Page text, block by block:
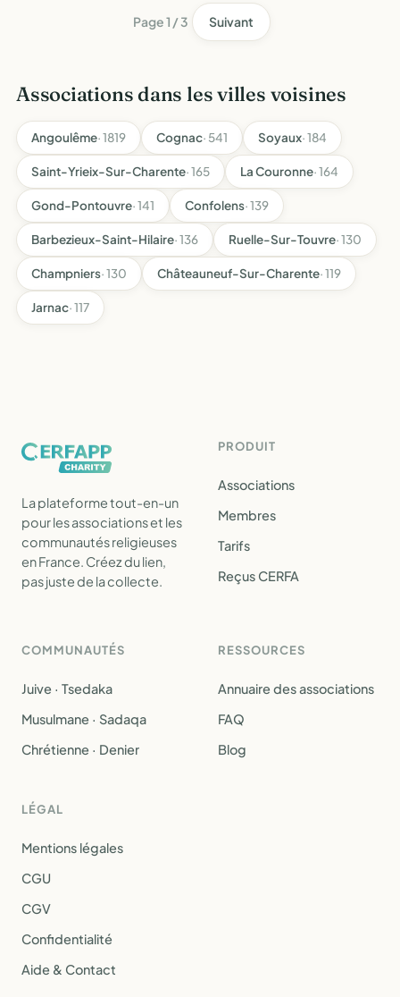
Page 1 / 3 Suivant
Associations dans les villes voisines
Angoulême· 1819 Cognac· 541 Soyaux· 184
Saint-Yrieix-Sur-Charente· 165 La Couronne· 164
Gond-Pontouvre· 141 Confolens· 139
Barbezieux-Saint-Hilaire· 136 Ruelle-Sur-Touvre· 130
Champniers· 130 Châteauneuf-Sur-Charente· 119
Jarnac· 117
La plateforme tout-en-un
pour les associations et les
communautés religieuses
en France. Créez du lien,
pas juste de la collecte.
PRODUIT
Associations
Membres
Tarifs
Reçus CERFA
COMMUNAUTÉS
Juive · Tsedaka
Musulmane · Sadaqa
Chrétienne · Denier
RESSOURCES
Annuaire des associations
FAQ
Blog
LÉGAL
Mentions légales
CGU
CGV
Confidentialité
Aide & Contact